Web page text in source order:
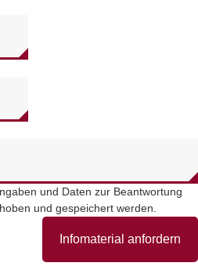
und Daten zur Beantwortung
und gespeichert werden.
Infomaterial anfordern